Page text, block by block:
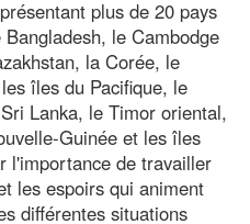
plus de 20 pays
le Cambodge
la Corée, le
îles du Pacifique, le
Lanka, le Timor oriental,
Guinée et les îles
l'importance de travailler
les espoirs qui animent
différentes situations